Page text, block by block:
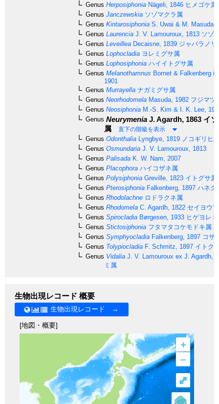
Genus Herposiphonia Nägeli, 1846 ヒメゴケ属
Genus Janczewskia ソゾマクラ属
Genus Kintarosiphonia S. Uwai & M. Masuda,
Genus Laurencia J. V. Lamouroux, 1813 ソゾ
Genus Leveillea Decaisne, 1839 ジャバラノリ
Genus Lophocladia ヨレミグサ属
Genus Lophosiphonia ハイイトグサ属
Genus Melanothamnus Bornet & Falkenberg
1901
Genus Murrayella ナガミグサ属
Genus Neorhodomela Masuda, 1982 フジマツ
Genus Neosiphonia M.-S. Kim & I. K. Lee,
Genus Neurymenia J. Agardh, 1863 イ
属
直下の階級を表示
Genus Odonthalia Lyngbye, 1819 ノコギリヒ
Genus Osmundaria J. V. Lamouroux, 1813
Genus Palisada K. W. Nam, 2007
Genus Placophora ハイコザネ属
Genus Polysiphonia Greville, 1823 イトグサ属
Genus Pterosiphonia Falkenberg, 1897 ハネグ
Genus Rhodolachne ロドラクネ属
Genus Rhodomela C. Agardh, 1822 セイヨウ
Genus Spirocladia Børgesen, 1933 ヒゲヨレ
Genus Stictosiphonia フタマタコケモドキ属
Genus Symphyocladia Falkenberg, 1897 コザ
Genus Tolypiocladia F. Schmitz, 1897 イトク
Genus Vidalia J. V. Lamouroux ex J. Agardh,
ミ属
生物出現レコード 概要
生物出現レコード →
[地図・概要]
+
–
⤢